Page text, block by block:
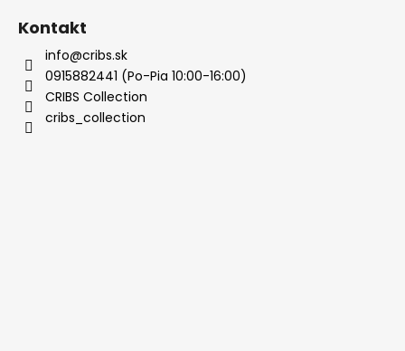
Kontakt
info@cribs.sk
0915882441 (Po-Pia 10:00-16:00)
CRIBS Collection
cribs_collection